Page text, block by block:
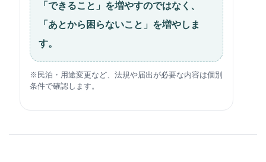
「できること」を増やすのではなく、
「あとから困らないこと」を増やしま
す。
※民泊・用途変更など、法規や届出が必要な内容は個別
条件で確認します。